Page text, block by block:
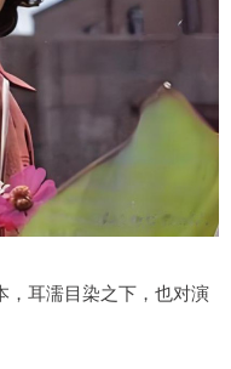
，耳濡目染之下，也对演